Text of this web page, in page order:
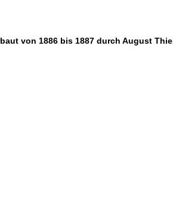
von 1886 bis 1887 durch August